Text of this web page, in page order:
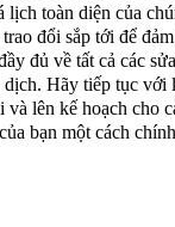
lịch toàn diện của
đổi sắp tới để
đủ về tất cả các
Hãy tiếp tục với
và lên kế hoạch cho
bạn một cách